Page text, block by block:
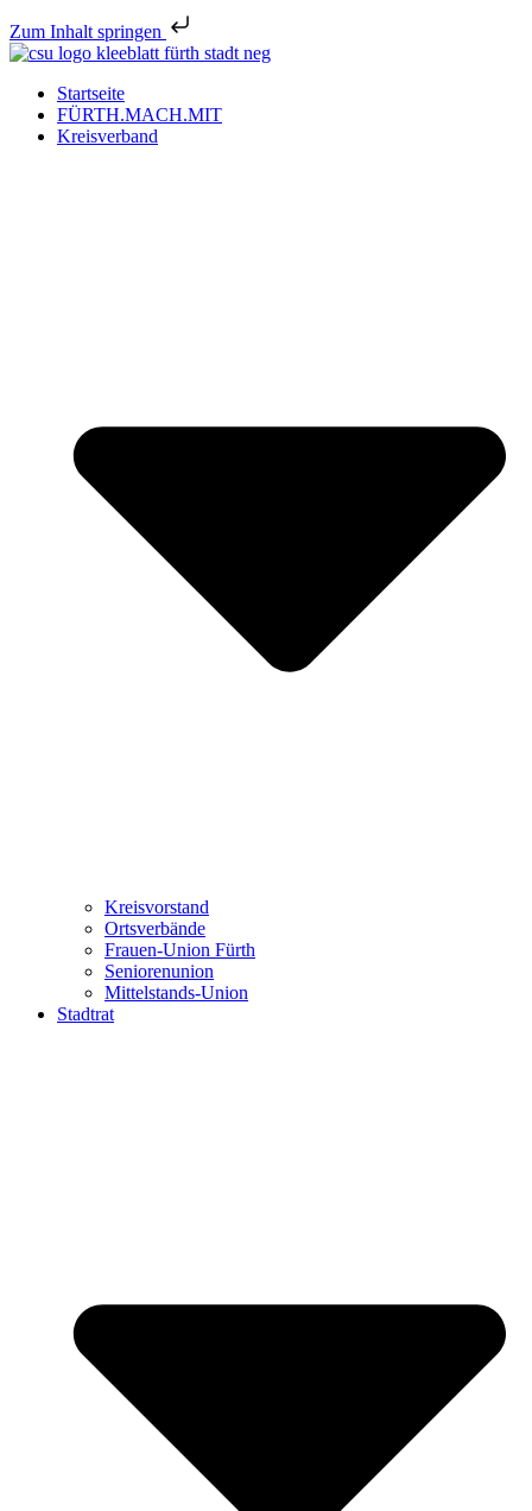
Zum Inhalt springen
Startseite
FÜRTH.MACH.MIT
Kreisverband
Kreisvorstand
Ortsverbände
Frauen-Union Fürth
Seniorenunion
Mittelstands-Union
Stadtrat